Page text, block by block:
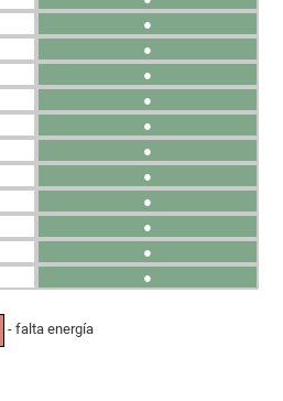
●
●
●
●
●
●
●
●
●
●
●
- falta energía